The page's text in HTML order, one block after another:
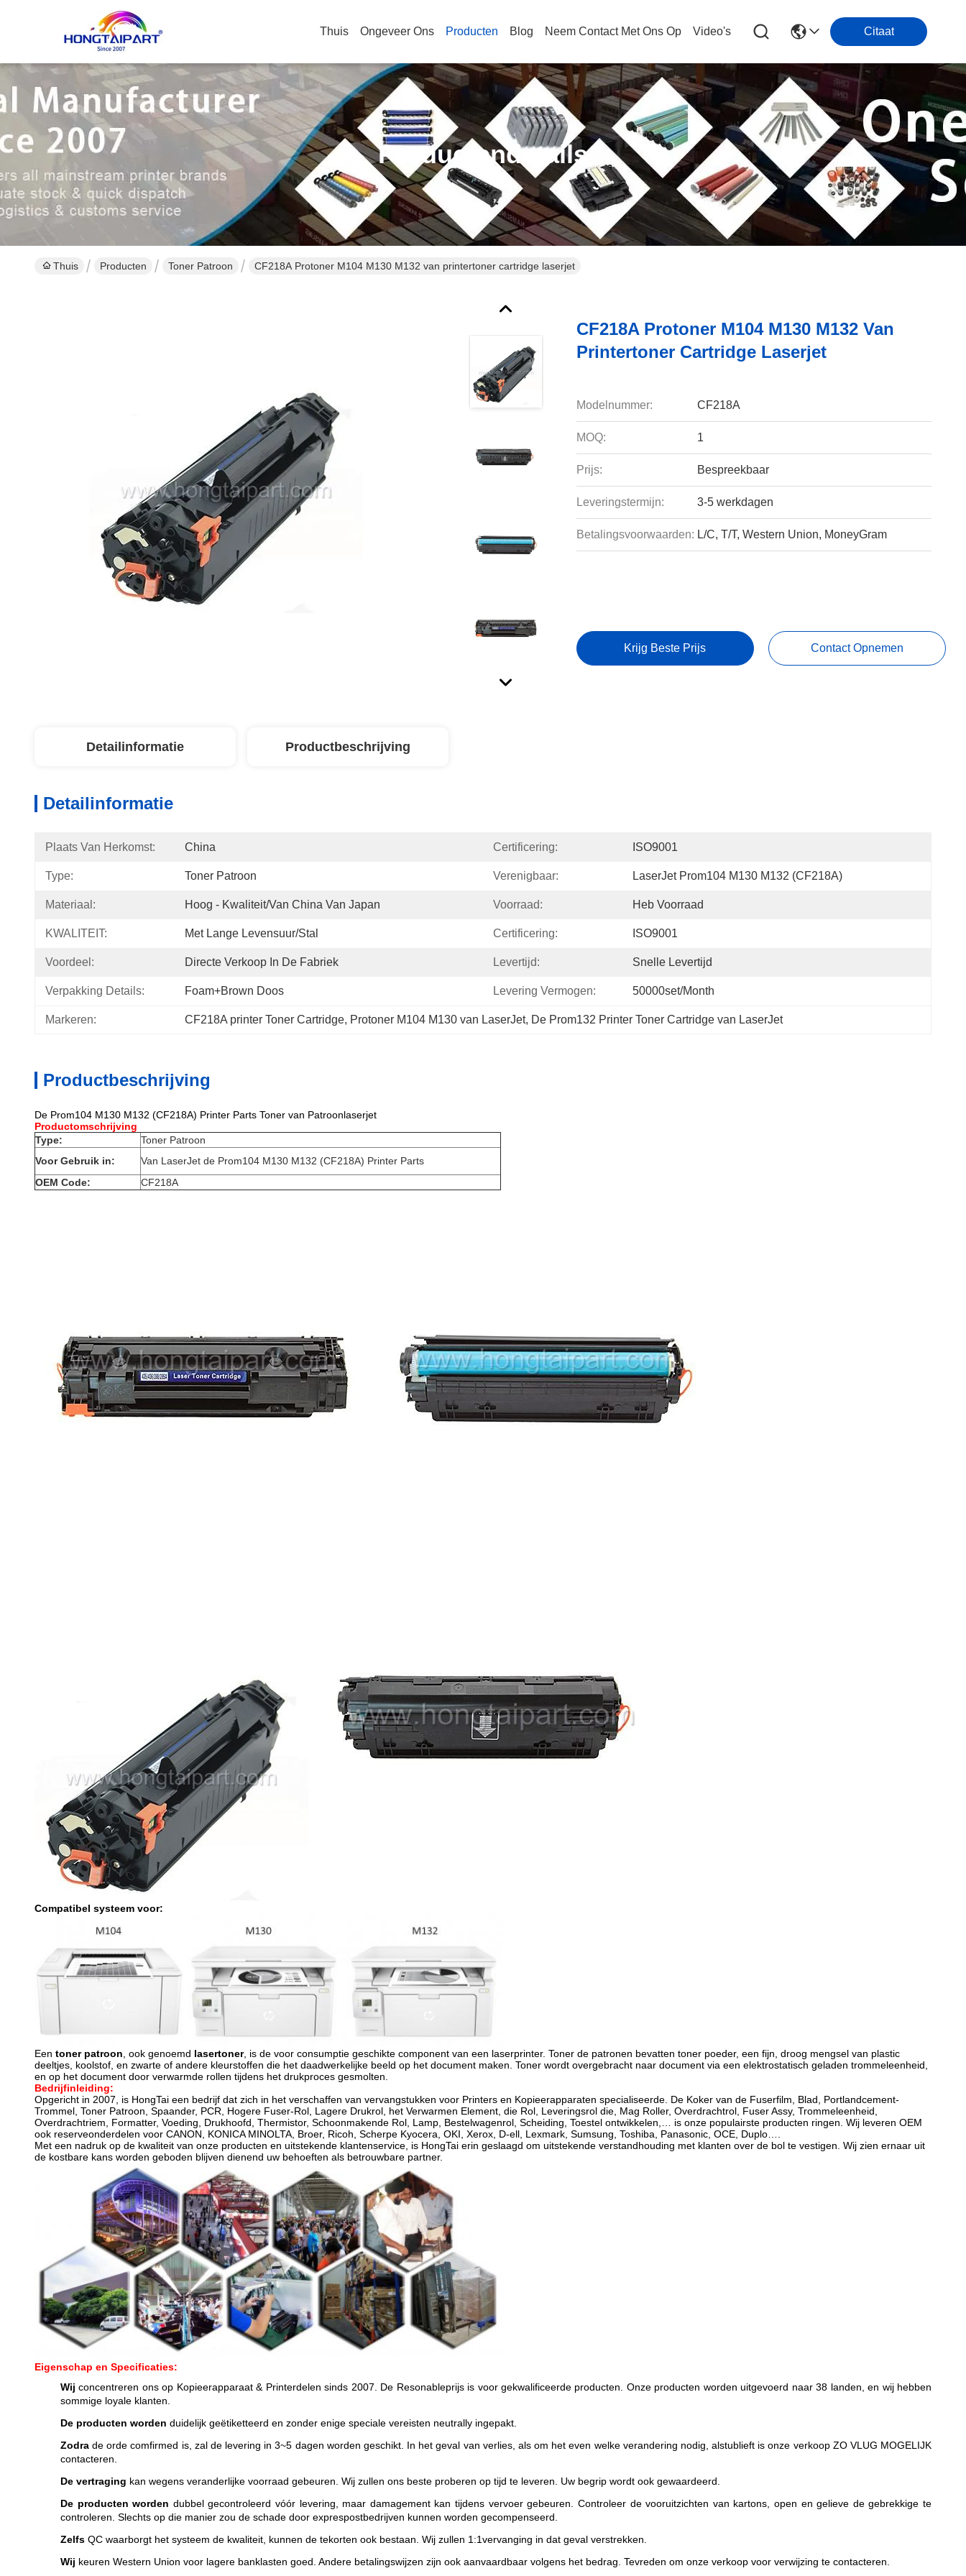
Thuis Ongeveer Ons Producten Blog Neem Contact Met Ons Op Video's Citaat
Productendetails
Thuis Producten Toner Patroon CF218A Protoner M104 M130 M132 van printertoner cartridge laserjet
CF218A Protoner M104 M130 M132 Van
Printertoner Cartridge Laserjet
Modelnummer: CF218A
MOQ: 1
Prijs: Bespreekbaar
Leveringstermijn: 3-5 werkdagen
Betalingsvoorwaarden: L/C, T/T, Western Union, MoneyGram
Krijg Beste Prijs Contact Opnemen
Detailinformatie Productbeschrijving
Detailinformatie
Plaats Van Herkomst: China Certificering: ISO9001
Type: Toner Patroon Verenigbaar: LaserJet Prom104 M130 M132 (CF218A)
Materiaal: Hoog - Kwaliteit/van China Van Japan Voorraad: Heb Voorraad
KWALITEIT: Met Lange Levensuur/Stal Certificering: ISO9001
Voordeel: Directe Verkoop In De Fabriek Levertijd: Snelle Levertijd
Verpakking Details: Foam+Brown Doos Levering Vermogen: 50000set/Month
Markeren: CF218A printer Toner Cartridge, Protoner M104 M130 van LaserJet, De Prom132 Printer Toner Cartridge van LaserJet
Productbeschrijving
De Prom104 M130 M132 (CF218A) Printer Parts Toner van Patroonlaserjet
Productomschrijving
Type:
Toner Patroon
Voor Gebruik in:
Van LaserJet de Prom104 M130 M132 (CF218A) Printer Parts
OEM Code:
CF218A
Compatibel systeem voor:
Een toner patroon , ook genoemd lasertoner, is de voor consumptie geschikte component van een laserprinter. Toner de patronen bevatten toner poeder, een fijn, droog mengsel van plastic
deeltjes, koolstof, en zwarte of andere kleurstoffen die het daadwerkelijke beeld op het document maken. Toner wordt overgebracht naar document via een elektrostatisch geladen trommeleenheid,
en op het document door verwarmde rollen tijdens het drukproces gesmolten.
Bedrijfinleiding:
Opgericht in 2007, is HongTai een bedrijf dat zich in het verschaffen van vervangstukken voor Printers en Kopieerapparaten specialiseerde. De Koker van de Fuserfilm, Blad, Portlandcement-
Trommel, Toner Patroon, Spaander, PCR, Hogere Fuser-Rol, Lagere Drukrol, het Verwarmen Element, die Rol, Leveringsrol die, Mag Roller, Overdrachtrol, Fuser Assy, Trommeleenheid,
Overdrachtriem, Formatter, Voeding, Drukhoofd, Thermistor, Schoonmakende Rol, Lamp, Bestelwagenrol, Scheiding, Toestel ontwikkelen,… is onze populairste producten ringen. Wij leveren OEM
ook reserveonderdelen voor CANON, KONICA MINOLTA, Broer, Ricoh, Scherpe Kyocera, OKI, Xerox, D-ell, Lexmark, Sumsung, Toshiba, Panasonic, OCE, Duplo….
Met een nadruk op de kwaliteit van onze producten en uitstekende klantenservice, is HongTai erin geslaagd om uitstekende verstandhouding met klanten over de bol te vestigen. Wij zien ernaar uit
de kostbare kans worden geboden blijven dienend uw behoeften als betrouwbare partner.
Eigenschap en Specificaties:
Wij concentreren ons op Kopieerapparaat & Printerdelen sinds 2007. De Resonableprijs is voor gekwalificeerde producten. Onze producten worden uitgevoerd naar 38 landen, en wij hebben
sommige loyale klanten.
De producten worden duidelijk geëtiketteerd en zonder enige speciale vereisten neutrally ingepakt.
Zodra de orde comfirmed is, zal de levering in 3~5 dagen worden geschikt. In het geval van verlies, als om het even welke verandering nodig, alstublieft is onze verkoop ZO VLUG MOGELIJK
contacteren.
De vertraging kan wegens veranderlijke voorraad gebeuren. Wij zullen ons beste proberen op tijd te leveren. Uw begrip wordt ook gewaardeerd.
De producten worden dubbel gecontroleerd vóór levering, maar damagement kan tijdens vervoer gebeuren. Controleer de vooruitzichten van kartons, open en gelieve de gebrekkige te
controleren. Slechts op die manier zou de schade door exprespostbedrijven kunnen worden gecompenseerd.
Zelfs QC waarborgt het systeem de kwaliteit, kunnen de tekorten ook bestaan. Wij zullen 1:1vervanging in dat geval verstrekken.
Wij keuren Western Union voor lagere banklasten goed. Andere betalingswijzen zijn ook aanvaardbaar volgens het bedrag. Tevreden om onze verkoop voor verwijzing te contacteren.